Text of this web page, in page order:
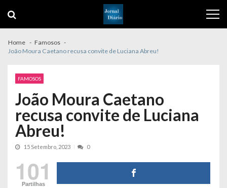
navigation
content
Home
Famosos
João Moura Caetano recusa convite de Luciana Abreu!
FAMOSOS
João Moura Caetano
recusa convite de Luciana
Abreu!
15 Setembro, 2023 0
101
Partilhas